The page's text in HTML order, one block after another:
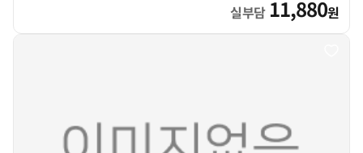
실부담 11,880원